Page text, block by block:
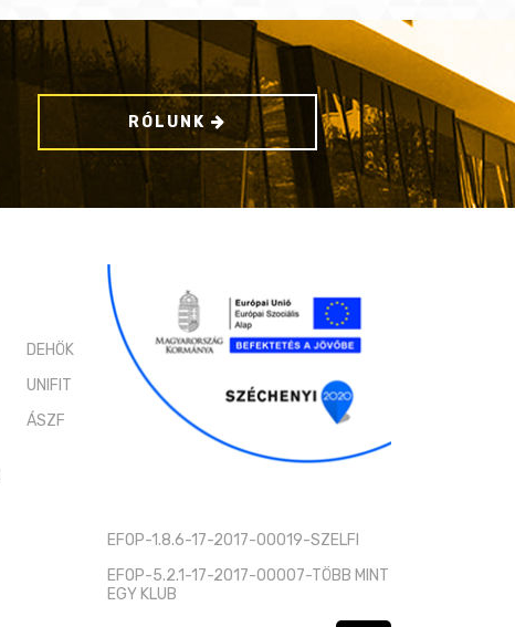
RÓLUNK
DEHÖK
UNIFIT
ÁSZF
EFOP-1.8.6-17-2017-00019-SZELFI
EFOP-5.2.1-17-2017-00007-TÖBB MINT
EGY KLUB